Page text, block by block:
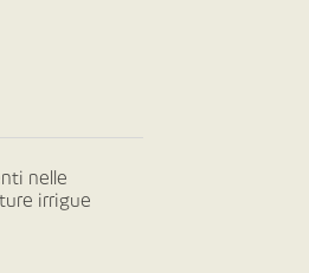
nelle
irrigue